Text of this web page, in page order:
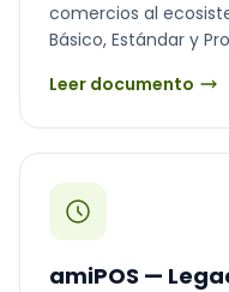
comercios al
Básico, Estándar y
Leer documento
amiPOS —